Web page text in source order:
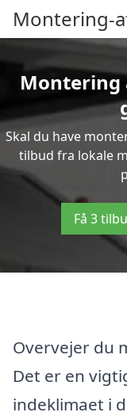
Montering-
Montering
Skal du have
tilbud fra lokale
Få 3
Overvejer du
Det er en
indeklimaet i